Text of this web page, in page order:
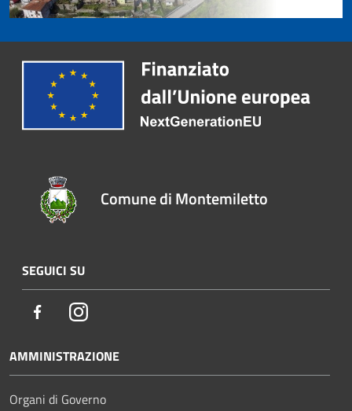
Comune di Montemiletto
SEGUICI SU
FacebookInstagram
AMMINISTRAZIONE
Organi di Governo